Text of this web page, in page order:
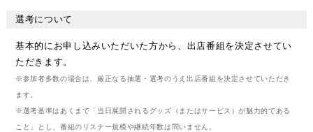
選考について
基本的にお申し込みいただいた方から、出店番組を決定させてい
ただきます。
※参加者多数の場合は、厳正なる抽選・選考のうえ出店番組を決定させていただき
ます。
※選考基準はあくまで「当日展開されるグッズ（またはサービス）が魅力的である
こと」とし、番組のリスナー規模や継続年数は問いません。